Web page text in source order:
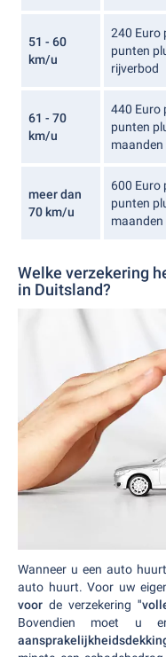
51 - 60
km/u
240 Euro
punten
rijverbod
61 - 70
km/u
440 Euro
punten
meer dan
70 km/u
600 Euro
punten
Welke verzekering
in Duitsland?
Wanneer u een auto
auto huurt. Voor uw
voor de verzekering
Bovendien moet u